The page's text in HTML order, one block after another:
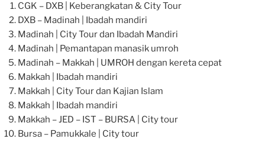
CGK – DXB | Keberangkatan & City Tour
DXB – Madinah | Ibadah mandiri
Madinah | City Tour dan Ibadah Mandiri
Madinah | Pemantapan manasik umroh
Madinah – Makkah | UMROH dengan kereta cepat
Makkah | Ibadah mandiri
Makkah | City Tour dan Kajian Islam
Makkah | Ibadah mandiri
Makkah – JED – IST – BURSA | City tour
Bursa – Pamukkale | City tour